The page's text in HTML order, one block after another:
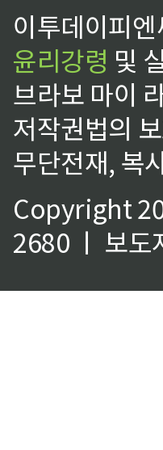
이투데이피
윤리강령 및
브라보 마이
저작권법의
무단전재, 복
Copyright
2680 ㅣ 보